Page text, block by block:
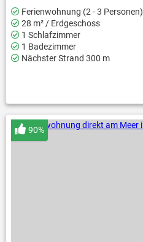
Ferienwohnung (2 - 3 Personen)
28 m² / Erdgeschoss
1 Schlafzimmer
1 Badezimmer
Nächster Strand 300 m
90%